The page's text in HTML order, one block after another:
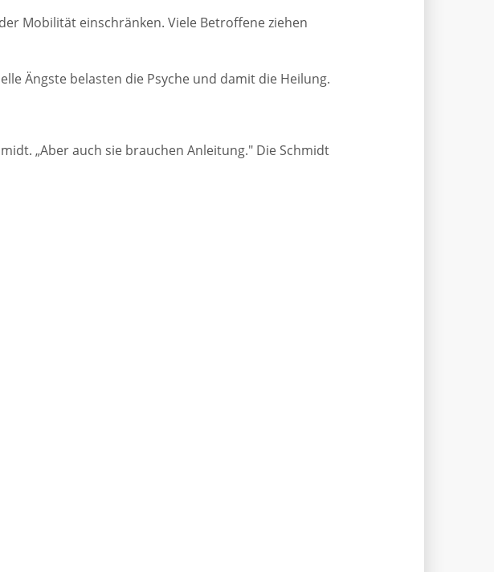
Mobilität einschränken. Viele Betroffene ziehen
Ängste belasten die Psyche und damit die Heilung.
„Aber auch sie brauchen Anleitung." Die Schmidt